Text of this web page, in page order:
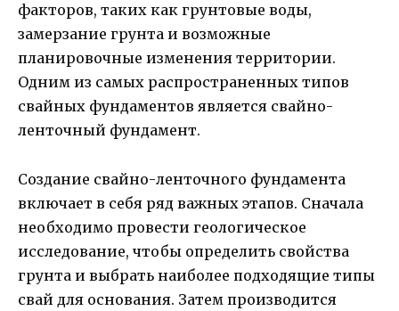
факторов, таких как грунтовые воды,
замерзание грунта и возможные
планировочные изменения территории.
Одним из самых распространенных типов
свайных фундаментов является свайно-
ленточный фундамент.
Создание свайно-ленточного фундамента
включает в себя ряд важных этапов. Сначала
необходимо провести геологическое
исследование, чтобы определить свойства
грунта и выбрать наиболее подходящие типы
свай для основания. Затем производится